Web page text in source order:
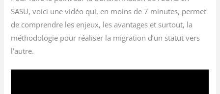
SASU, voici une vidéo qui, en moins de 7 minutes, permet
de comprendre les enjeux, les avantages et surtout, la
méthodologie pour réaliser la migration d’un statut vers
l’autre.